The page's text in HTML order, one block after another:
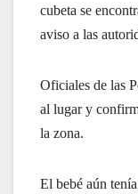
cubeta se
aviso a las
Oficiales de las
al lugar y
la zona.
El bebé aún